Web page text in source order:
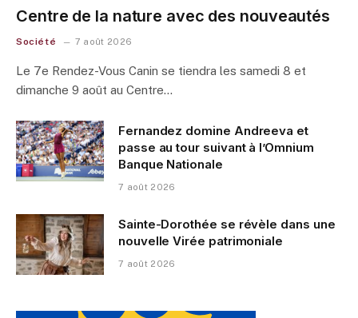
Centre de la nature avec des nouveautés
Société 7 août 2026
Le 7e Rendez-Vous Canin se tiendra les samedi 8 et
dimanche 9 août au Centre…
Fernandez domine Andreeva et
passe au tour suivant à l’Omnium
Banque Nationale
7 août 2026
Sainte-Dorothée se révèle dans une
nouvelle Virée patrimoniale
7 août 2026